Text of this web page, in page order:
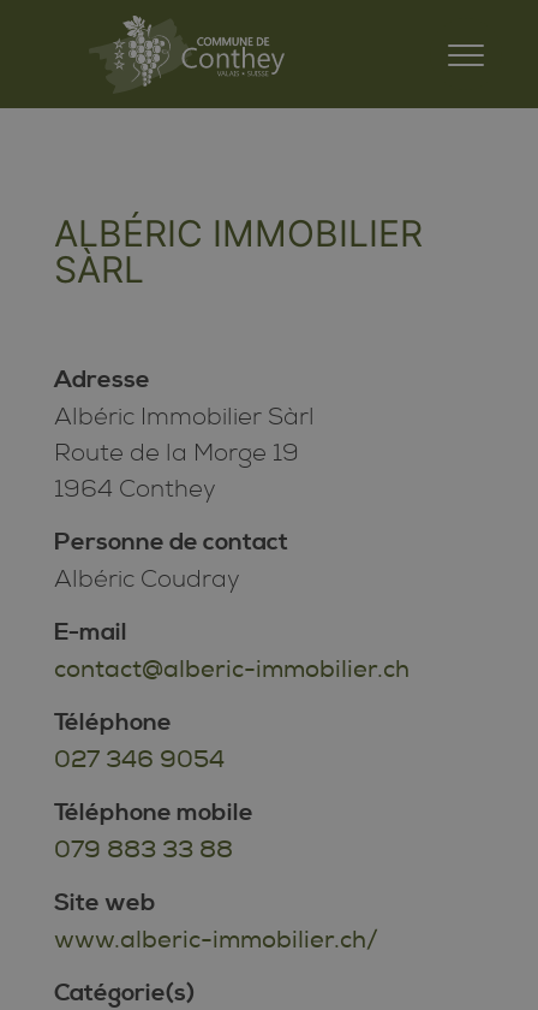
ALBÉRIC IMMOBILIER
SÀRL
Adresse
Albéric Immobilier Sàrl
Route de la Morge 19
1964 Conthey
Personne de contact
Albéric Coudray
E-mail
contact@alberic-immobilier.ch
Téléphone
027 346 9054
Téléphone mobile
079 883 33 88
Site web
www.alberic-immobilier.ch/
Catégorie(s)